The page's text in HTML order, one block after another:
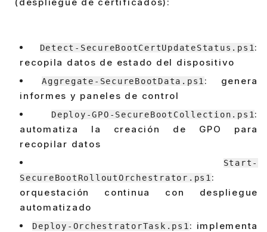
Detect-SecureBootCertUpdateStatus.ps1 :
recopila datos de estado del dispositivo
Aggregate-SecureBootData.ps1 : genera
informes y paneles de control
Deploy-GPO-SecureBootCollection.ps1 :
automatiza la creación de GPO para
recopilar datos
Start-
SecureBootRolloutOrchestrator.ps1 :
orquestación continua con despliegue
automatizado
Deploy-OrchestratorTask.ps1 : implementa